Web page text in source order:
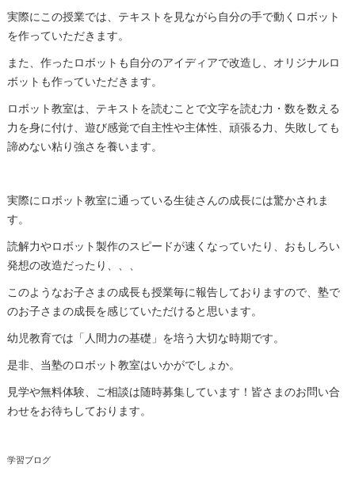
実際にこの授業では、テキストを見ながら自分の手で動くロボット
を作っていただきます。
また、作ったロボットも自分のアイディアで改造し、オリジナルロ
ボットも作っていただきます。
ロボット教室は、テキストを読むことで文字を読む力・数を数える
力を身に付け、遊び感覚で自主性や主体性、頑張る力、失敗しても
諦めない粘り強さを養います。
実際にロボット教室に通っている生徒さんの成長には驚かされま
す。
読解力やロボット製作のスピードが速くなっていたり、おもしろい
発想の改造だったり、、、
このようなお子さまの成長も授業毎に報告しておりますので、塾で
のお子さまの成長を感じていただけると思います。
幼児教育では「人間力の基礎」を培う大切な時期です。
是非、当塾のロボット教室はいかがでしょか。
見学や無料体験、ご相談は随時募集しています！皆さまのお問い合
わせをお待ちしております。
学習ブログ